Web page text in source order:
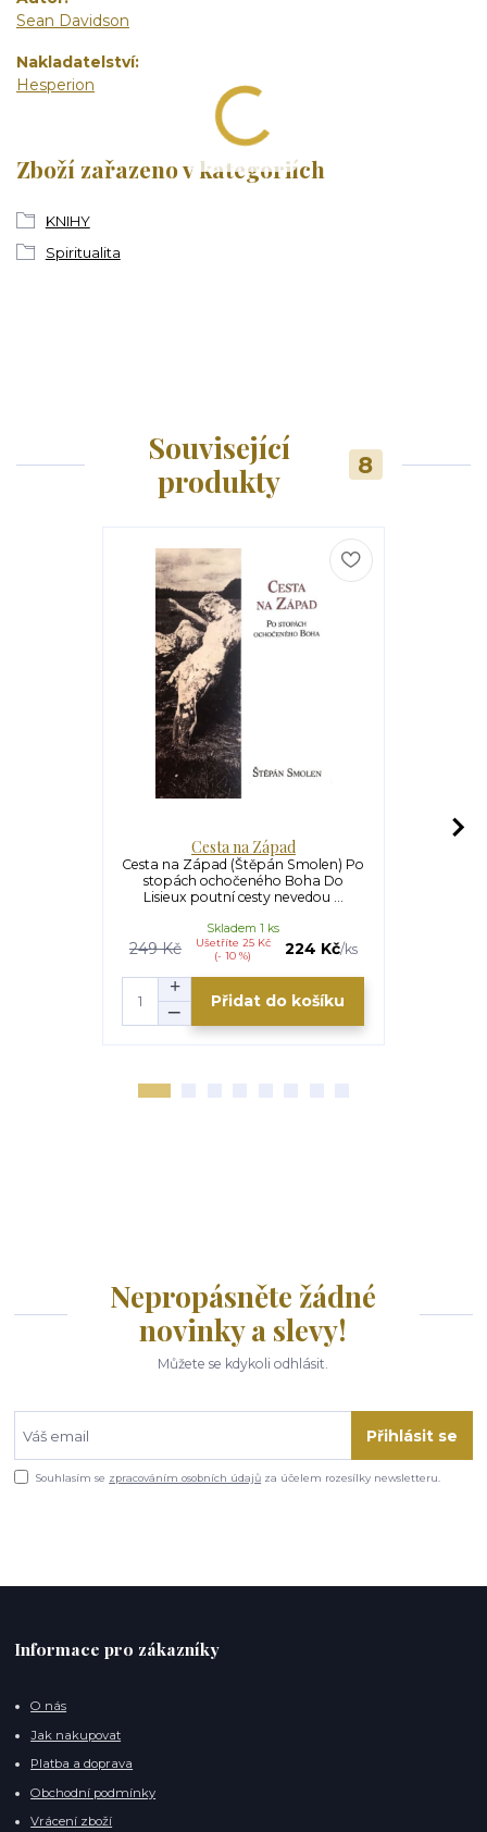
Sean Davidson
Nakladatelství
Hesperion
Zboží zařazeno v kategoriích
KNIHY
Spiritualita
Související
produkty
8
Cesta na Západ
Cesta na Západ (Štěpán Smolen) Po
stopách ochočeného Boha Do
Lisieux poutní cesty nevedou ...
249 Kč
Ušetříte 25 Kč
(- 10 %)
224 Kč/ks
Skladem 1 ks
Přidat do košíku
Nepropásněte žádné
novinky a slevy!
Můžete se kdykoli odhlásit.
Přihlásit se
Souhlasím se zpracováním osobních údajů za účelem rozesílky newsletteru.
Informace pro zákazníky
O nás
Jak nakupovat
Platba a doprava
Obchodní podmínky
Vrácení zboží